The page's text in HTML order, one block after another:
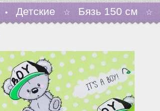
• Детские ☆ Бязь 150 см ☆